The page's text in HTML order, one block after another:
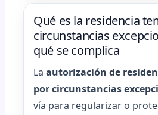
Qué es la residencia
circunstancias
qué se complica
Laautorización de
por circunstancias
vía para regularizar o